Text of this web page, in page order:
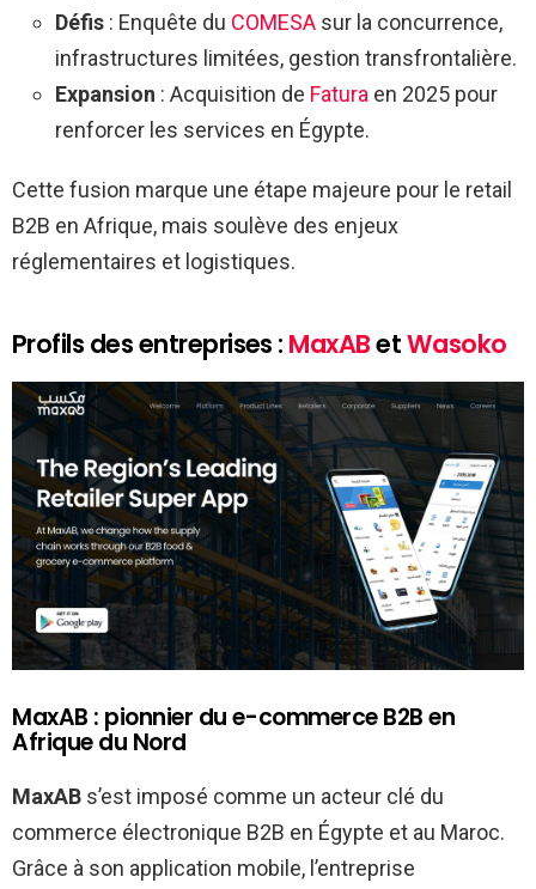
Défis : Enquête du COMESA sur la concurrence,
infrastructures limitées, gestion transfrontalière.
Expansion : Acquisition de Fatura en 2025 pour
renforcer les services en Égypte.
Cette fusion marque une étape majeure pour le retail
B2B en Afrique, mais soulève des enjeux
réglementaires et logistiques.
Profils des entreprises : MaxABetWasoko
MaxAB : pionnier du e-commerce B2B en
Afrique du Nord
MaxAB s’est imposé comme un acteur clé du
commerce électronique B2B en Égypte et au Maroc.
Grâce à son application mobile, l’entreprise